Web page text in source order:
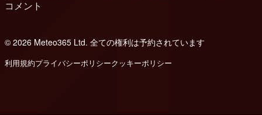
コメント
© 2026 Meteo365 Ltd. 全ての権利は予約されています
利用規約プライバシーポリシークッキーポリシー